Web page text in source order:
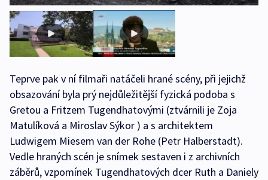
Teprve pak v ní filmaři natáčeli hrané scény, při jejichž
obsazování byla prý nejdůležitější fyzická podoba s
Gretou a Fritzem Tugendhatovými (ztvárnili je Zoja
Matulíková a Miroslav Sýkor ) a s architektem
Ludwigem Miesem van der Rohe (Petr Halberstadt).
Vedle hraných scén je snímek sestaven i z archivních
záběrů, vzpomínek Tugendhatových dcer Ruth a Daniely